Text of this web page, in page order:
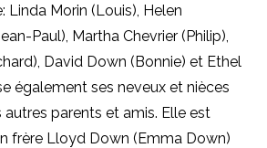
Morin (Louis), Helen
Paul), Martha Chevrier (Philip),
David Down (Bonnie) et Ethel
également ses neveux et nièces
autres parents et amis. Elle est
frère Lloyd Down (Emma Down)